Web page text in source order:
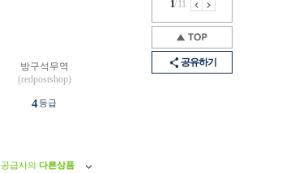
1/11
공유하기
방구석무역
(redpostshop)
4등급
공급사의 다른상품